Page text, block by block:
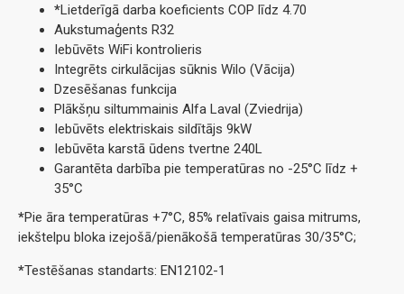
*Lietderīgā darba koeficients COP līdz 4.70
Aukstumaģents R32
Iebūvēts WiFi kontrolieris
Integrēts cirkulācijas sūknis Wilo (Vācija)
Dzesēšanas funkcija
Plākšņu siltummainis Alfa Laval (Zviedrija)
Iebūvēts elektriskais sildītājs 9kW
Iebūvēta karstā ūdens tvertne 240L
Garantēta darbība pie temperatūras no -25°C līdz +
35°C
*Pie āra temperatūras +7°C, 85% relatīvais gaisa mitrums,
iekštelpu bloka izejošā/pienākošā temperatūras 30/35°C;
*Testēšanas standarts: EN12102-1